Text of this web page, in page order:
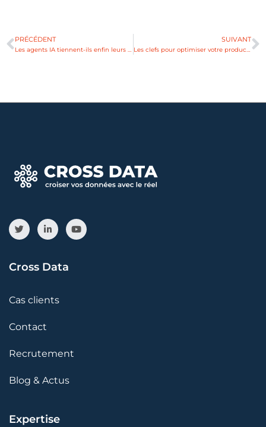
PRÉCÉDENT
Les agents IA tiennent-ils enfin leurs promesses ? Cas d’usages concrets, performances et limites actuelles.
SUIVANT
Les clefs pour optimiser votre productivité industrielle et votre ROI
Cross Data
Cas clients
Contact
Recrutement
Blog & Actus
Expertise